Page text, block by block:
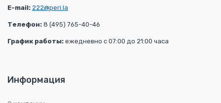
E-mail: 222@peri.la
Телефон: 8 (495) 765-40-46
График работы: ежедневно с 07:00 до 21:00 часа
Информация